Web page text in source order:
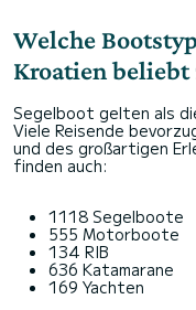
Welche
Kroatien beliebt
Segelboot gelten als
Viele Reisende
und des großartigen
finden auch:
1118 Segelboote
555 Motorboote
134 RIB
636 Katamarane
169 Yachten